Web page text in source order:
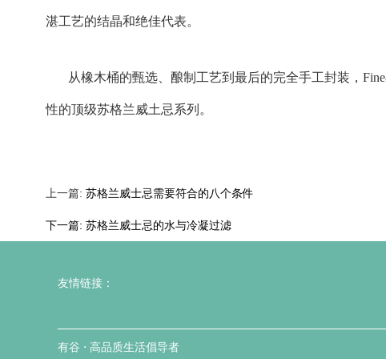
湛工艺的结晶和绝佳代表。
从橡木桶的甄选、酿制工艺到最后的完全手工封装，
性的顶级苏格兰威土忌系列。
上一篇: 苏格兰威士忌需要符合的八个条件
下一篇: 苏格兰威士忌的水与冷凝过滤
友情链接：
有谷 ⋅ 高品质生活倡导者